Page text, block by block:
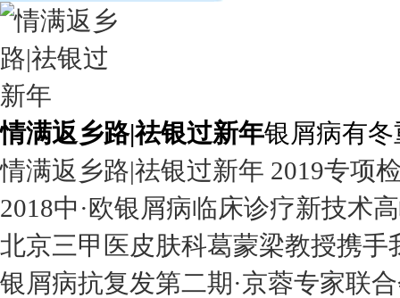
情满返乡路|祛银过新年银屑病有
情满返乡路|祛银过新年 2019专项
2018中·欧银屑病临床诊疗新技术
北京三甲医皮肤科葛蒙梁教授携手
银屑病抗复发第二期·京蓉专家联